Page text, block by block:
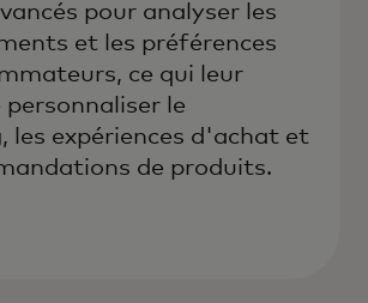
pour analyser les
et les préférences
ce qui leur
le
les expériences d'achat et
de produits.